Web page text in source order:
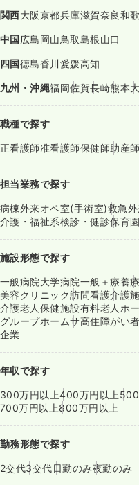
関西大阪京都兵庫滋賀奈良和
中国広島岡山鳥取島根山口
四国徳島香川愛媛高知
九州・沖縄福岡佐賀長崎熊本
職種で探す
正看護師准看護師保健師助産師
担当業務で探す
病棟外来オペ室(手術室)救急
介護・福祉系検診・健診保育
施設形態で探す
一般病院大学病院一般＋療養
美容クリニック訪問看護介護
介護老人保健施設有料老人ホ
グループホームサ高住障がい
企業
年収で探す
300万円以上400万円以上
700万円以上800万円以上
勤務形態で探す
2交代3交代日勤のみ夜勤のみ